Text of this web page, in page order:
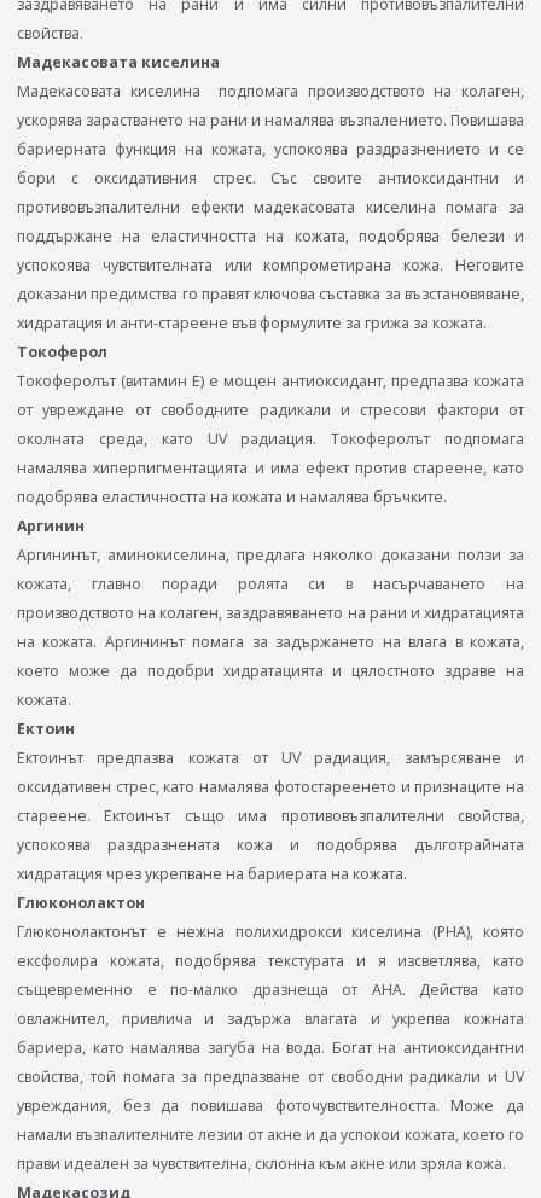
заздравяването на рани и има силни противовъзпалителни
свойства.
Мадекасовата киселина
Мадекасовата киселина подпомага производството на колаген,
ускорява зарастването на рани и намалява възпалението. Повишава
бариерната функция на кожата, успокоява раздразнението и се
бори с оксидативния стрес. Със своите антиоксидантни и
противовъзпалителни ефекти мадекасовата киселина помага за
поддържане на еластичността на кожата, подобрява белези и
успокоява чувствителната или компрометирана кожа. Неговите
доказани предимства го правят ключова съставка за възстановяване,
хидратация и анти-стареене във формулите за грижа за кожата.
Токоферол
Токоферолът (витамин Е) e мощен антиоксидант, предпазва кожата
от увреждане от свободните радикали и стресови фактори от
околната среда, като UV радиация. Токоферолът подпомага
намалява хиперпигментацията и има ефект против стареене, като
подобрява еластичността на кожата и намалява бръчките.
Аргинин
Аргининът, аминокиселина, предлага няколко доказани ползи за
кожата, главно поради ролята си в насърчаването на
производството на колаген, заздравяването на рани и хидратацията
на кожата. Аргининът помага за задържането на влага в кожата,
което може да подобри хидратацията и цялостното здраве на
кожата.
Ектоин
Ектоинът предпазва кожата от UV радиация, замърсяване и
оксидативен стрес, като намалява фотостареенето и признаците на
стареене. Ектоинът също има противовъзпалителни свойства,
успокоява раздразнената кожа и подобрява дълготрайната
хидратация чрез укрепване на бариерата на кожата.
Глюконолактон
Глюконолактонът е нежна полихидрокси киселина (PHA), която
ексфолира кожата, подобрява текстурата и я изсветлява, като
същевременно e по-малко дразнеща от AHA. Действа като
овлажнител, привлича и задържа влагата и укрепва кожната
бариера, като намалява загуба на вода. Богат на антиоксидантни
свойства, той помага за предпазване от свободни радикали и UV
увреждания, без да повишава фоточувствителността. Може да
намали възпалителните лезии от акне и да успокои кожата, което го
прави идеален за чувствителна, склонна към акне или зряла кожа.
Мадекасозид